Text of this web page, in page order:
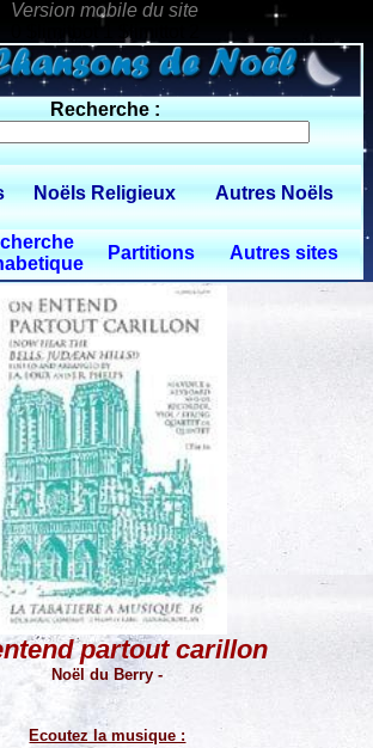
0 $limitbot 1 $limittot 2
Recherche :
Noëls Religieux Autres Noëls
Partitions Autres sites
partout carillon
Noël du Berry -
Ecoutez la musique :